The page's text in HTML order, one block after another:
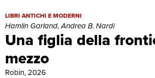
Una figlia della
mezzo
Una figlia della frontiera di mezzo | Libri
LIBRI ANTICHI E MODERNI
Hamlin Garland, Andrea B. Nardi
Robin, 2026